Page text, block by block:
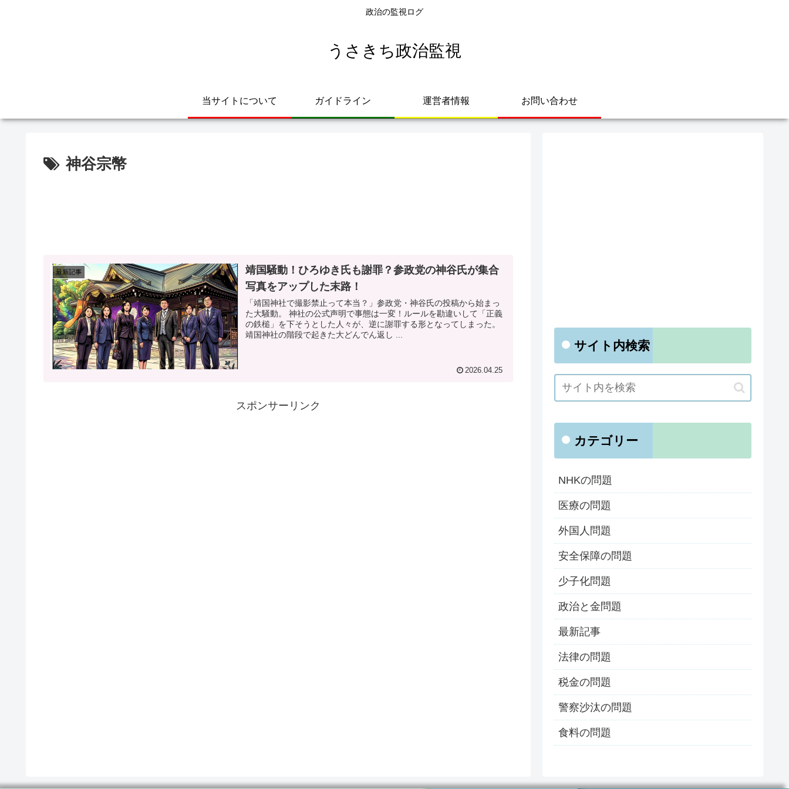
政治の監視ログ
うさきち政治監視
当サイトについて ガイドライン 運営者情報 お問い合わせ
神谷宗幣
最新記事
靖国騒動！ひろゆき氏も謝罪？参政党の神谷氏が集合
写真をアップした末路！
「靖国神社で撮影禁止って本当？」参政党・神谷氏の投稿から始まっ
た大騒動。 神社の公式声明で事態は一変！ルールを勘違いして「正義
の鉄槌」を下そうとした人々が、逆に謝罪する形となってしまった。
靖国神社の階段で起きた大どんでん返し ...
2026.04.25
スポンサーリンク
サイト内検索
カテゴリー
NHKの問題
医療の問題
外国人問題
安全保障の問題
少子化問題
政治と金問題
最新記事
法律の問題
税金の問題
警察沙汰の問題
食料の問題